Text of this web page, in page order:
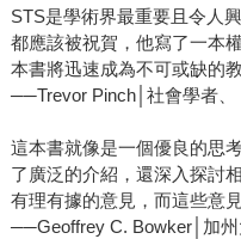
STS是學術界最重要且令人
都應該被祝賀，他寫了一本
本書將迅速成為不可或缺的教
──Trevor Pinch│社會學者
這本書就像是一個優良的思
了廣泛的介紹，還深入探討
有理有據的意見，而這些意
──Geoffrey C. Bowker│加